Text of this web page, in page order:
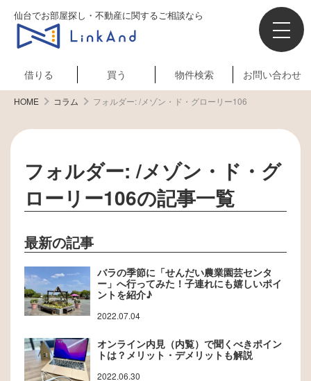
仙台でお部屋探し・不動産に関するご相談なら
借りる 買う 物件検索 お問い合わせ
HOME コラム フォルダー:/メゾン・ド・グローリー106
フォルダー:/メゾン・ド・グ
ローリー106の記事一覧
最新の記事
バラの季節に「せんだい農業園芸センタ
ー」へ行ってみた！子連れにも嬉しいポイ
ントを紹介♪
2022.07.04
オンライン内見（内覧）で聞くべきポイン
トは？メリット・デメリットも解説
2022.06.30